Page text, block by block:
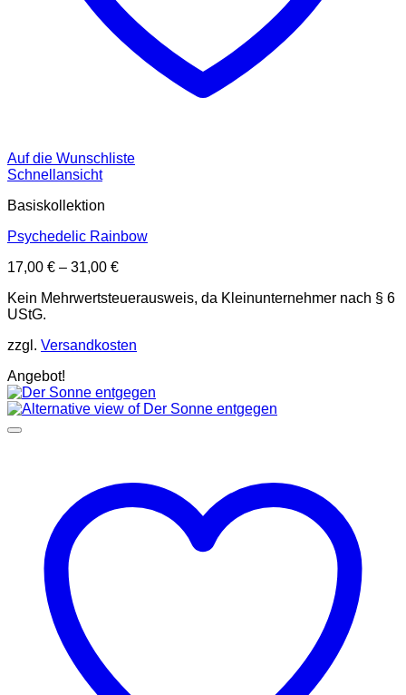
Auf die Wunschliste
Schnellansicht
Basiskollektion
Psychedelic Rainbow
17,00 € – 31,00 €
Kein Mehrwertsteuerausweis, da Kleinunternehmer nach § 6
UStG.
zzgl. Versandkosten
Angebot!